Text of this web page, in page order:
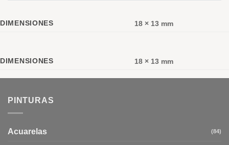
DIMENSIONES 18 × 13 mm
DIMENSIONES 18 × 13 mm
PINTURAS
Acuarelas (84)